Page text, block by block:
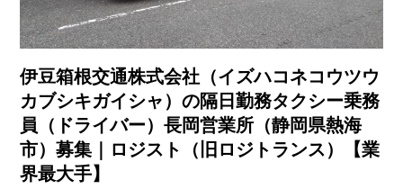
伊豆箱根交通株式会社（イズハコネコウツウ
カブシキガイシャ）の隔日勤務タクシー乗務
員（ドライバー）長岡営業所（静岡県熱海
市）募集｜ロジスト（旧ロジトランス）【業
界最大手】